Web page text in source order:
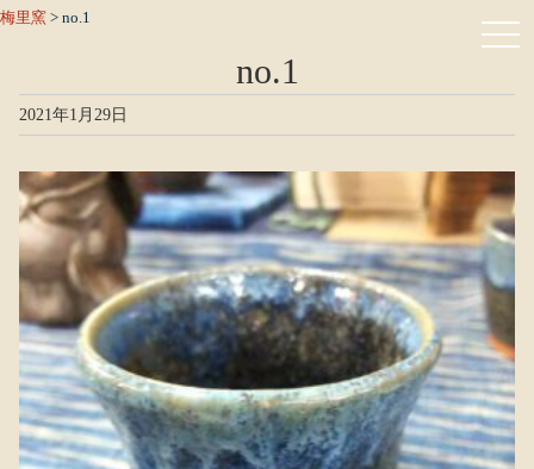
梅里窯 > no.1
no.1
2021年1月29日